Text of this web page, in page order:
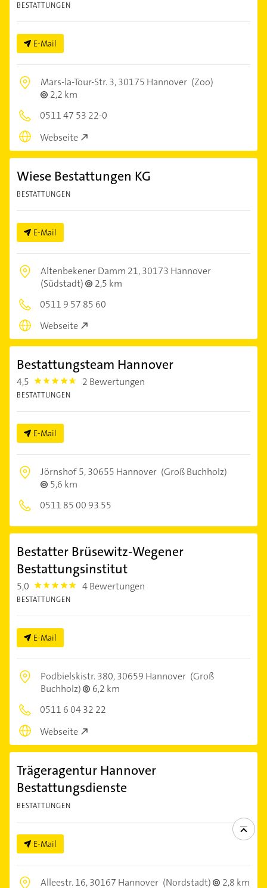
BESTATTUNGEN
E-Mail
Mars-la-Tour-Str. 3,30175 Hannover (Zoo)
2,2 km
0511 47 53 22-0
Webseite
Wiese Bestattungen KG
BESTATTUNGEN
E-Mail
Altenbekener Damm 21,30173 Hannover
(Südstadt)
2,5 km
0511 9 57 85 60
Webseite
Bestattungsteam Hannover
4,5 4.5 2 Bewertungen
BESTATTUNGEN
E-Mail
Jörnshof 5,30655 Hannover (Groß Buchholz)
5,6 km
0511 85 00 93 55
Bestatter Brüsewitz-Wegener
Bestattungsinstitut
5,0 5.0 4 Bewertungen
BESTATTUNGEN
E-Mail
Podbielskistr. 380,30659 Hannover (Groß
Buchholz)
6,2 km
0511 6 04 32 22
Webseite
Trägeragentur Hannover
Bestattungsdienste
BESTATTUNGEN
E-Mail
Alleestr. 16,30167 Hannover (Nordstadt) 2,8 km